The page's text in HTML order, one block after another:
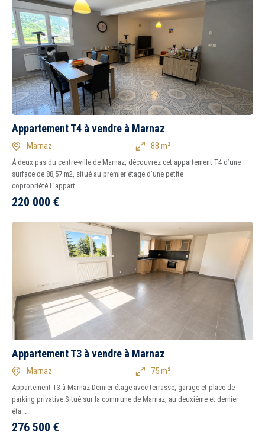
Appartement T4 à vendre à Marnaz
Marnaz 88 m²
À deux pas du centre-ville de Marnaz, découvrez cet appartement T4 d’une
surface de 88,57 m2, situé au premier étage d’une petite
copropriété.L’appart...
220 000 €
Appartement T3 à vendre à Marnaz
Marnaz 75 m²
Appartement T3 à Marnaz Dernier étage avec terrasse, garage et place de
parking privative.Situé sur la commune de Marnaz, au deuxième et dernier
éta...
276 500 €